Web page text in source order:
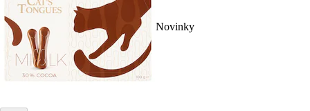
Novinky